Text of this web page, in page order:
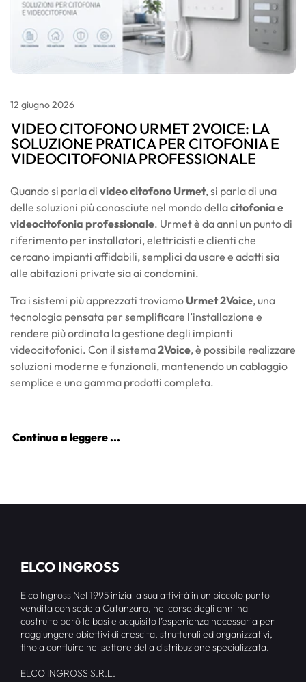
12 giugno2026
VIDEO CITOFONO URMET 2VOICE: LA
SOLUZIONE PRATICA PER CITOFONIA E
VIDEOCITOFONIA PROFESSIONALE
Quando si parla di video citofono Urmet, si parla di una
delle soluzioni più conosciute nel mondo dellacitofonia e
videocitofonia professionale. Urmet è da anni un punto di
riferimento per installatori, elettricisti e clienti che
cercano impianti affidabili, semplici da usare e adatti sia
alle abitazioni private sia ai condomini.
Tra i sistemi più apprezzati troviamo Urmet 2Voice, una
tecnologia pensata per semplificare l’installazione e
rendere più ordinata la gestione degli impianti
videocitofonici. Con il sistema2Voice, è possibile realizzare
soluzioni moderne e funzionali, mantenendo un cablaggio
semplice e una gamma prodotti completa.
Continua a leggere ...
ELCO INGROSS
Elco Ingross Nel 1995 inizia la sua attività in un piccolo punto
vendita con sede a Catanzaro, nel corso degli anni ha
costruito però le basi e acquisito l’esperienza necessaria per
raggiungere obiettivi di crescita, strutturali ed organizzativi,
fino a confluire nel settore della distribuzione specializzata.
ELCO INGROSS S.R.L.